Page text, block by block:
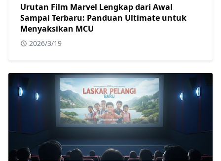
Urutan Film Marvel Lengkap dari Awal
Sampai Terbaru: Panduan Ultimate untuk
Menyaksikan MCU
2026/3/19